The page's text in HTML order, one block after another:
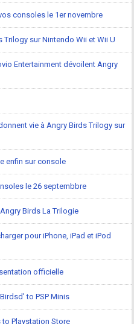
consoles le 1er novembre
sur Nintendo Wii et Wii U
Entertainment dévoilent Angry
vie à Angry Birds Trilogy sur
enfin sur console
le 26 septembbre
Birds La Trilogie
pour iPhone, iPad et iPod
officielle
to PSP Minis
Playstation Store